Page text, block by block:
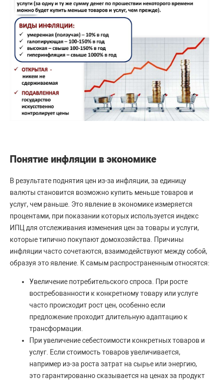
Понятие инфляции в экономике
В результате поднятия цен из-за инфляции, за единицу
валюты становится возможно купить меньше товаров и
услуг, чем раньше. Это явление в экономике измеряется
процентами, при показании которых используется индекс
ИПЦ для отслеживания изменения цен за товары и услуги,
которые типично покупают домохозяйства. Причины
инфляции часто сочетаются, взаимодействуют между собой,
образуя это явление. К самым распространенным относятся:
Увеличение потребительского спроса. При росте
востребованности к конкретному товару или услуге
часто происходит рост цен, особенно если
предложение проходит длительную адаптацию к
трансформации.
При увеличение себестоимости конкретных товаров и
услуг. Если стоимость товаров увеличивается,
например из-за роста затрат на сырье или энергию,
это гарантированно сказывается на ценах за продукт